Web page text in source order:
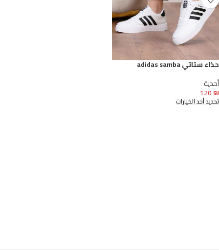
حذاء ستاتي adidas samba
أحذية
120₪
تحديد أحد الخيارات